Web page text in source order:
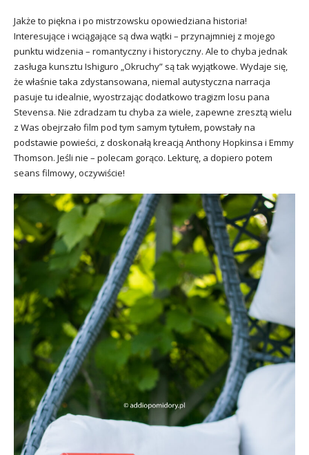
Jakże to piękna i po mistrzowsku opowiedziana historia!
Interesujące i wciągające są dwa wątki – przynajmniej z mojego
punktu widzenia – romantyczny i historyczny. Ale to chyba jednak
zasługa kunsztu Ishiguro „Okruchy” są tak wyjątkowe. Wydaje się,
że właśnie taka zdystansowana, niemal autystyczna narracja
pasuje tu idealnie, wyostrzając dodatkowo tragizm losu pana
Stevensa. Nie zdradzam tu chyba za wiele, zapewne zresztą wielu
z Was obejrzało film pod tym samym tytułem, powstały na
podstawie powieści, z doskonałą kreacją Anthony Hopkinsa i Emmy
Thomson. Jeśli nie – polecam gorąco. Lekturę, a dopiero potem
seans filmowy, oczywiście!